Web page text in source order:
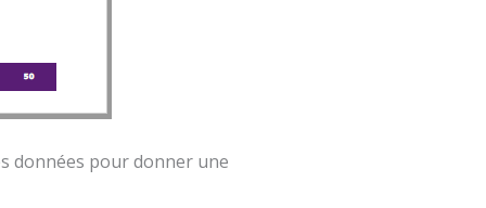
données pour donner une